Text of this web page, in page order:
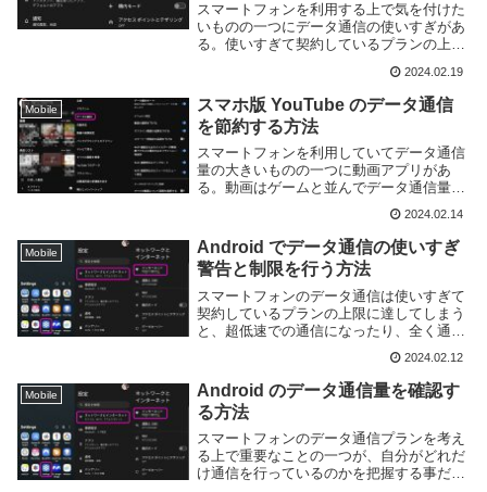
スマートフォンを利用する上で気を付けた
いものの一つにデータ通信の使いすぎがあ
る。使いすぎて契約しているプランの上限
まともにインターネットが利用できなくな
ってしまう。Android にはデータセーバー
機能...
2024.02.19
Mobile
スマホ版 YouTube のデータ通信
を節約する方法
スマートフォンを利用していてデータ通信
量の大きいものの一つに動画アプリがあ
る。動画はゲームと並んでデータ通信量の
大きいコンテンツとなっている。もし毎月
データ通信量がカツカツであれば、動画の
閲覧を止めたり設定を変更することで通信
量に余裕が出る...
2024.02.14
Mobile
Android でデータ通信の使いすぎ
警告と制限を行う方法
スマートフォンのデータ通信は使いすぎて
契約しているプランの上限に達してしまう
と、超低速での通信になったり、全く通信
末にはデータ通信量を使い切ってしまう人
も多いのではないかと思う。データ通信の
使いすぎを防...
2024.02.12
Mobile
Android のデータ通信量を確認す
る方法
スマートフォンのデータ通信プランを考え
る上で重要なことの一つが、自分がどれだ
け通信を行っているのかを把握する事だ。